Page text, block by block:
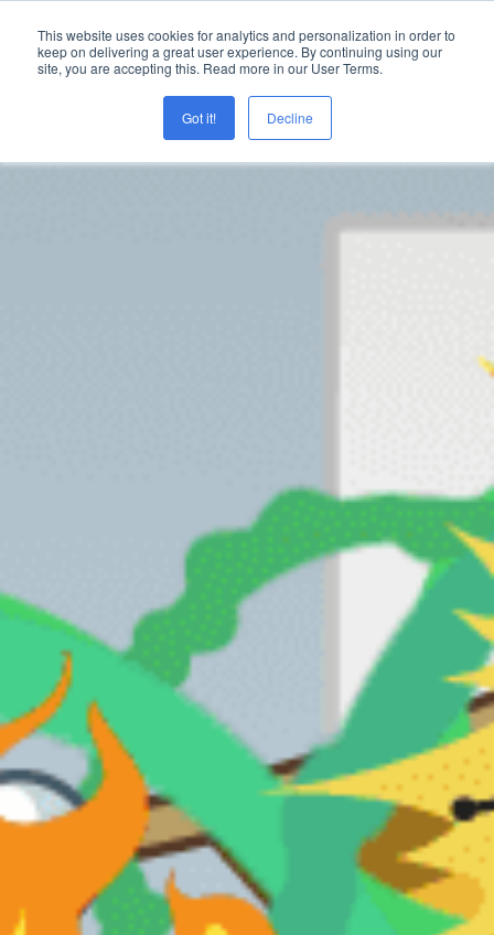
This website uses cookies for analytics and personalization in order to
keep on delivering a great user experience. By continuing using our
site, you are accepting this. Read more in our User Terms.
Got it! Decline